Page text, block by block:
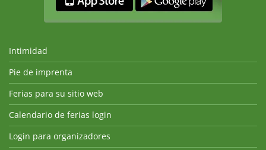
Intimidad
Pie de imprenta
Ferias para su sitio web
Calendario de ferias login
Login para organizadores